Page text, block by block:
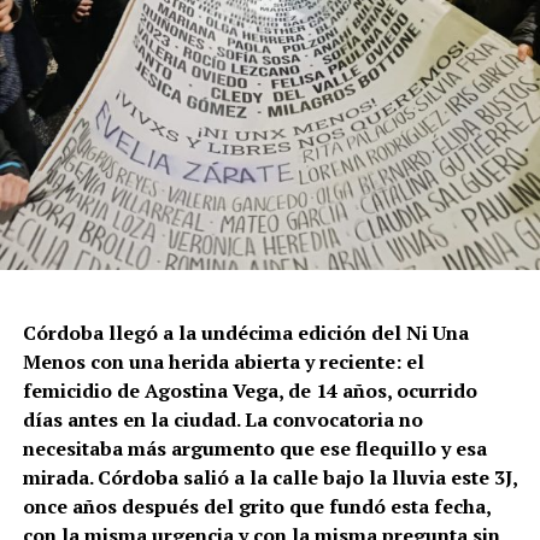
Córdoba llegó a la undécima edición del Ni Una
Menos con una herida abierta y reciente: el
femicidio de Agostina Vega, de 14 años, ocurrido
días antes en la ciudad. La convocatoria no
necesitaba más argumento que ese flequillo y esa
mirada. Córdoba salió a la calle bajo la lluvia este 3J,
once años después del grito que fundó esta fecha,